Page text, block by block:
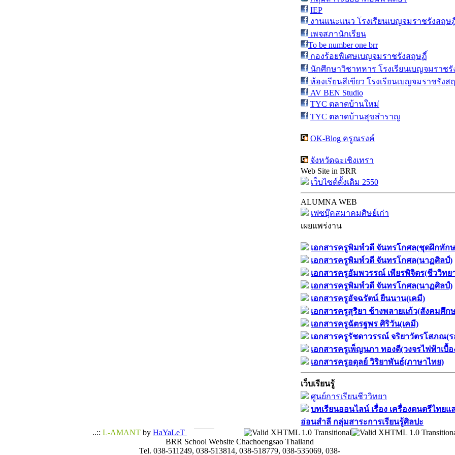
IEP
งานแนะแนว โรงเรียนเบญจมราชรังสฤษ
เพจสภานักเรียน
To be number one brr
กองร้อยพิเศษเบญจมราชรังสฤษฏิ์
นักศึกษาวิชาทหาร โรงเรียนเบญจมราช
ห้องเรียนสีเขียว โรงเรียนเบญจมราชรังส
AV BEN Studio
TYC ตลาดบ้านใหม่
TYC ตลาดบ้านสุขสำราญ
OK-Blog ครูณรงค์
จังหวัดฉะเชิงเทรา
Web Site in BRR
เว็บไซต์ดั้งเดิม 2550
ALUMNA WEB
เฟซบุ๊คสมาคมศิษย์เก่า
เผยแพร่งาน
เอกสารครูพิมพ์วดี จันทรโกศล(ชุดฝึกทัก
เอกสารครูพิมพ์วดี จันทรโกศล(นาฏศิลป์)
เอกสารครูอัมพวรรณ์ เพียรพิจิตร(ชีววิทย
เอกสารครูพิมพ์วดี จันทรโกศล(นาฏศิลป์)
เอกสารครูอัจฉรัตน์ ยืนนาน(เคมี)
เอกสารครูสุริยา ช้างพลายแก้ว(สังคมศึก
เอกสารครูฉัตรฐพร ศิริวัน(เคมี)
เอกสารครูรัชดาวรรณ์ จริยาวัตรโสภณ(ร
เอกสารครูเพ็ญนภา ทองดี(วงจรไฟฟ้าเบื้
เอกสารครูอดุลย์ วิริยาพันธ์(ภาษาไทย)
เว็บเรียนรู้
ศูนย์การเรียนชีววิทยา
บทเรียนออนไลน์​ เรื่อง​ เครื่องดนตรีไท
อ่อนสำลี​ กลุ่มสาระการเรียนรู้ศิลปะ
..:: L-AMANT by HaYaLeT
BRR School Website Chachoengsao Thailand
Tel. 038-511249, 038-513814, 038-518779, 038-535069, 038-